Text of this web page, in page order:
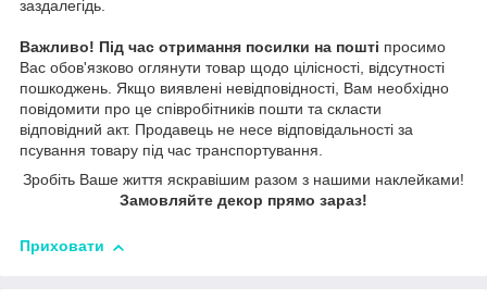
заздалегідь.
Важливо! Під час отримання посилки на пошті просимо
Вас обов'язково оглянути товар щодо цілісності, відсутності
пошкоджень. Якщо виявлені невідповідності, Вам необхідно
повідомити про це співробітників пошти та скласти
відповідний акт. Продавець не несе відповідальності за
псування товару під час транспортування.
Зробіть Ваше життя яскравішим разом з нашими наклейками!
Замовляйте декор прямо зараз!
Приховати